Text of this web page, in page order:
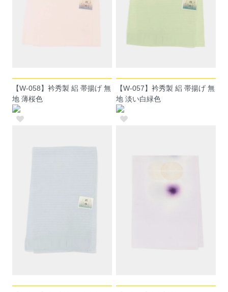
【W-058】衿秀製 絽 帯揚げ 無
地 薄桜色
【W-057】衿秀製 絽 帯揚げ 無
地 淡い白緑色